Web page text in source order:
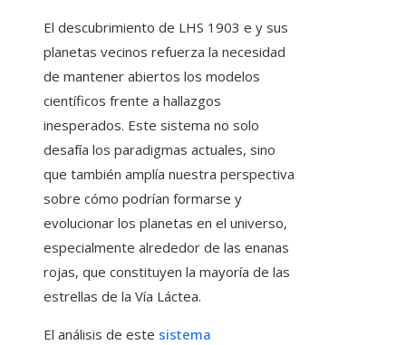
El descubrimiento de LHS 1903 e y sus
planetas vecinos refuerza la necesidad
de mantener abiertos los modelos
científicos frente a hallazgos
inesperados. Este sistema no solo
desafía los paradigmas actuales, sino
que también amplía nuestra perspectiva
sobre cómo podrían formarse y
evolucionar los planetas en el universo,
especialmente alrededor de las enanas
rojas, que constituyen la mayoría de las
estrellas de la Vía Láctea.
El análisis de este sistema